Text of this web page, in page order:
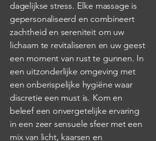
dagelijkse stress. Elke massage is
gepersonaliseerd en combineert
zachtheid en sereniteit om uw
lichaam te revitaliseren en uw geest
een moment van rust te gunnen. In
een uitzonderlijke omgeving met
een onberispelijke hygiëne waar
discretie een must is. Kom en
beleef een onvergetelijke ervaring
in een zeer sensuele sfeer met een
mix van licht, kaarsen en